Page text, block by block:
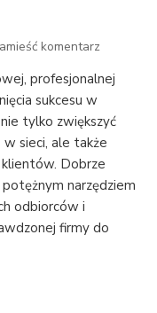
komentarz
Dlaczego
posiadać
stronę
firmy
profesjonalnej
sukcesu w
tylko zwiększyć
sieci, ale także
Dobrze
narzędziem
odbiorców i
firmy do